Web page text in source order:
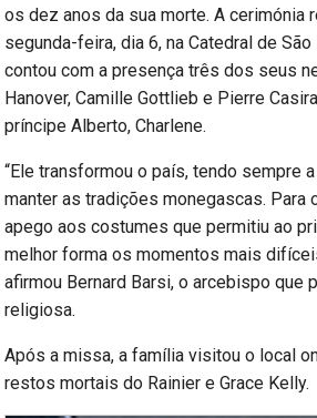
os dez anos da sua morte. A cerimónia
segunda-feira, dia 6, na Catedral de
contou com a presença três dos seus
Hanover, Camille Gottlieb e Pierre
príncipe Alberto, Charlene.
“Ele transformou o país, tendo sempre
manter as tradições monegascas. Para
apego aos costumes que permitiu ao
melhor forma os momentos mais
afirmou Bernard Barsi, o arcebispo que
religiosa.
Após a missa, a família visitou o local
restos mortais do Rainier e Grace Kelly.